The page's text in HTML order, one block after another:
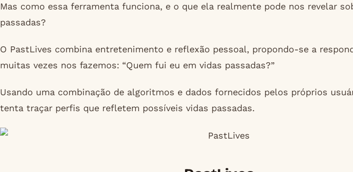
Mas como essa ferramenta funciona, e o que ela realmente pode nos revelar
passadas?
O PastLives combina entretenimento e reflexão pessoal, propondo-se a
muitas vezes nos fazemos: “Quem fui eu em vidas passadas?”
Usando uma combinação de algoritmos e dados fornecidos pelos próprios
tenta traçar perfis que refletem possíveis vidas passadas.